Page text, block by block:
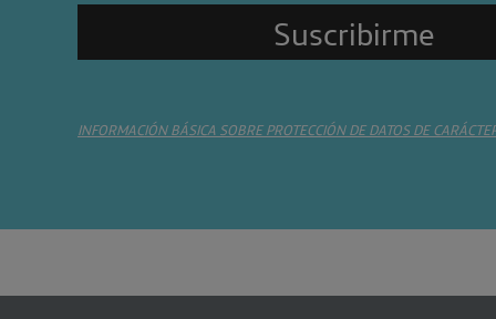
INFORMACIÓN BÁSICA SOBRE PROTECCIÓN DE DATOS DE